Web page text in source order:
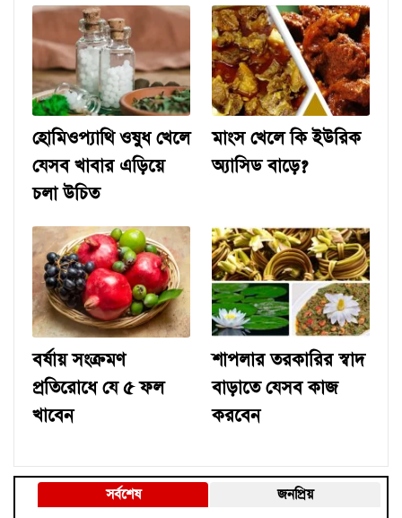
হোমিওপ্যাথি ওষুধ খেলে
যেসব খাবার এড়িয়ে
চলা উচিত
মাংস খেলে কি ইউরিক
অ্যাসিড বাড়ে?
বর্ষায় সংক্রমণ
প্রতিরোধে যে ৫ ফল
খাবেন
শাপলার তরকারির স্বাদ
বাড়াতে যেসব কাজ
করবেন
সর্বশেষ
জনপ্রিয়